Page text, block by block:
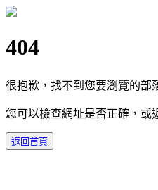
404
很抱歉，找不到您要瀏覽的部
您可以檢查網址是否正確，或
返回首頁